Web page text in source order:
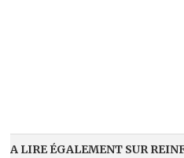
A LIRE ÉGALEMENT SUR